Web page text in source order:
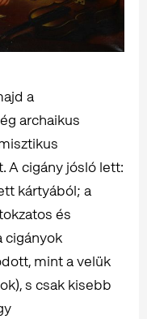
a
archaikus
A cigány jósló lett:
kártyából; a
és
cigányok
mint a velük
s csak kisebb